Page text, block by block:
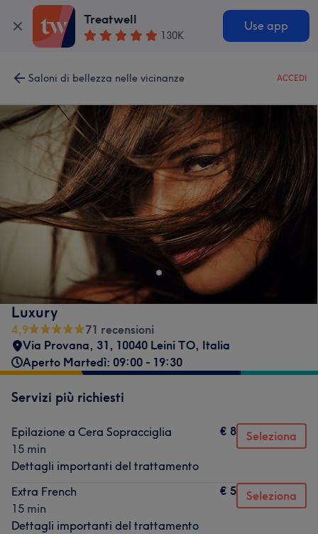
Treatwell
130K
Use app
Saloni di bellezza nelle vicinanze ACCEDI
Luxury
4,9
71 recensioni
Via Provana, 31, 10040 Leini TO, Italia
Aperto Martedì: 09:00 - 19:30
Servizi più richiesti
Epilazione a Cera Sopracciglia
15 min
Dettagli importanti del trattamento
€ 8 Seleziona
Extra French
15 min
Dettagli importanti del trattamento
€ 5 Seleziona